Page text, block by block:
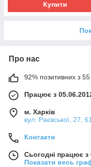
Купити
Про нас
92% позитивних з 55
Працює з
м. Харків
вул. Раєвської, 27,
Контакти
Сьогодні працює з
Показати весь